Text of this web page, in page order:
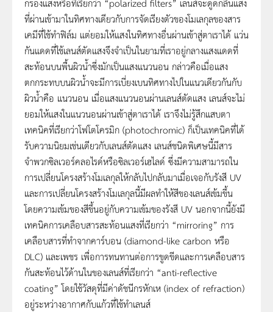
ที่ผ่านเข้ามาในทิศทางเดียวกับการจัดเรียงตัวของโมเลกุลของสาร
เคมีที่ใช้ทำฟิล์ม แต่ยอมให้แสงในทิศทางอื่นผ่านเข้าสู่ตาเราได้ แว่น
กันแดดที่ใช้เลนส์ตัดแสงจึงจำเป็นในยามที่เราอยู่กลางแสงแดดที่
สะท้อนบนพื้นผิวน้ำซึ่งมักเป็นแสงแนวนอน กล่าวคือเมื่อแสง
ตกกระทบบนผิวน้ำจะมีการเบี่ยงเบนทิศทางไปในแนวเดียวกันกับ
ผิวน้ำคือ แนวนอน เมื่อแสงแนวนอนผ่านเลนส์ตัดแสง เลนส์จะไม่
ยอมให้แสงในแนวนอนผ่านเข้าสู่ตาเราได้ เราจึงไม่รู้สึกแสบตา
เทคนิคที่เรียกว่าโฟโตโครมิก (photochromic) ก็เป็นเทคนิคที่ได้
รับความนิยมเช่นเดียวกับเลนส์ตัดแสง เลนส์ชนิดพิเศษนี้มีสาร
จำพวกซิลเวอร์คลอไรด์หรือซิลเวอร์เฮไลด์ ซึ่งมีความสามารถใน
การเปลี่ยนโครงสร้างโมเลกุลให้กลับไปกลับมาเมื่อเจอกับรังสี UV
และการเปลี่ยนโครงสร้างโมเลกุลนี้มีผลทำให้สีของเลนส์เข้มขึ้น
โดยความเข้มของสีขึ้นอยู่กับความเข้มของรังสี UV นอกจากนี้ยังมี
เทคนิคการเคลือบสารสะท้อนแสงที่เรียกว่า “mirroring” การ
เคลือบสารที่ทำจากคาร์บอน (diamond-like carbon หรือ
DLC) และเพชร เพื่อการทนทานต่อการขูดขีดและการเคลือบสาร
กันสะท้อนไว้ด้านในของเลนส์ที่เรียกว่า “anti-reflective
coating” โดยใช้วัสดุที่มีค่าดัชนีกรหักเห (index of refraction)
อยู่ระหว่างอากาศกับแก้วที่ใช้ทำเลนส์